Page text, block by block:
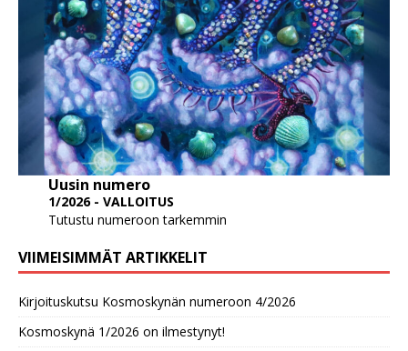
Uusin numero
1/2026 - VALLOITUS
Tutustu numeroon tarkemmin
VIIMEISIMMÄT ARTIKKELIT
Kirjoituskutsu Kosmoskynän numeroon 4/2026
Kosmoskynä 1/2026 on ilmestynyt!